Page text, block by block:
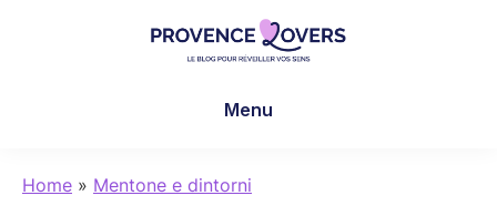
sensi
Menu
Home » Mentone e dintorni